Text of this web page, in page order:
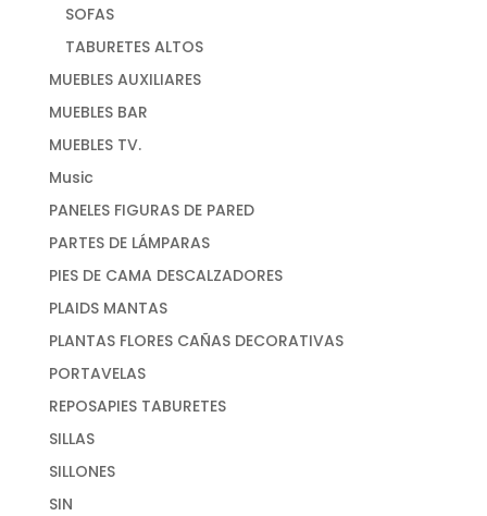
SOFAS
TABURETES ALTOS
MUEBLES AUXILIARES
MUEBLES BAR
MUEBLES TV.
Music
PANELES FIGURAS DE PARED
PARTES DE LÁMPARAS
PIES DE CAMA DESCALZADORES
PLAIDS MANTAS
PLANTAS FLORES CAÑAS DECORATIVAS
PORTAVELAS
REPOSAPIES TABURETES
SILLAS
SILLONES
SIN